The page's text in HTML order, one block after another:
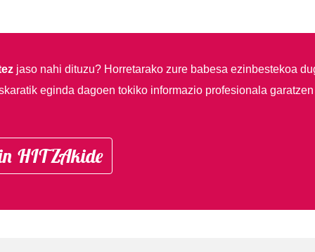
jaso nahi dituzu? Horretarako zure babesa ezinbestekoa
eginda dagoen tokiko informazio profesionala garatzen
HITZAkide